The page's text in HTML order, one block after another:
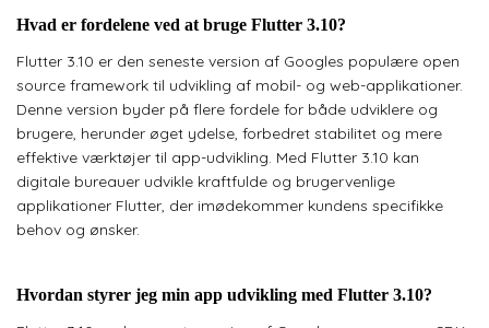
Hvad er fordelene ved at bruge Flutter 3.10?
Flutter 3.10 er den seneste version af Googles populære open
source framework til udvikling af mobil- og web-applikationer.
Denne version byder på flere fordele for både udviklere og
brugere, herunder øget ydelse, forbedret stabilitet og mere
effektive værktøjer til app-udvikling. Med Flutter 3.10 kan
digitale bureauer udvikle kraftfulde og brugervenlige
applikationer Flutter, der imødekommer kundens specifikke
behov og ønsker.
Hvordan styrer jeg min app udvikling med Flutter 3.10?